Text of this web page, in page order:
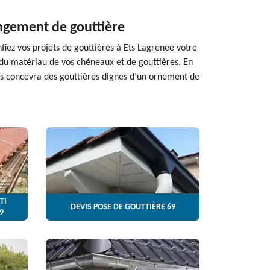
de gouttière
vos projets de gouttières à Ets Lagrenee votre
matériau de vos chéneaux et de gouttières. En
des gouttières dignes d’un ornement de
DEVIS POSE DE GOUTTIÈRE 69